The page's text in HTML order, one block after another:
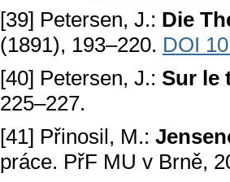
[39] Petersen, J.: Die
(1891), 193–220. DOI
[40] Petersen, J.: Sur le
225–227.
[41] Přinosil, M.:
práce. PřF MU v Brně,